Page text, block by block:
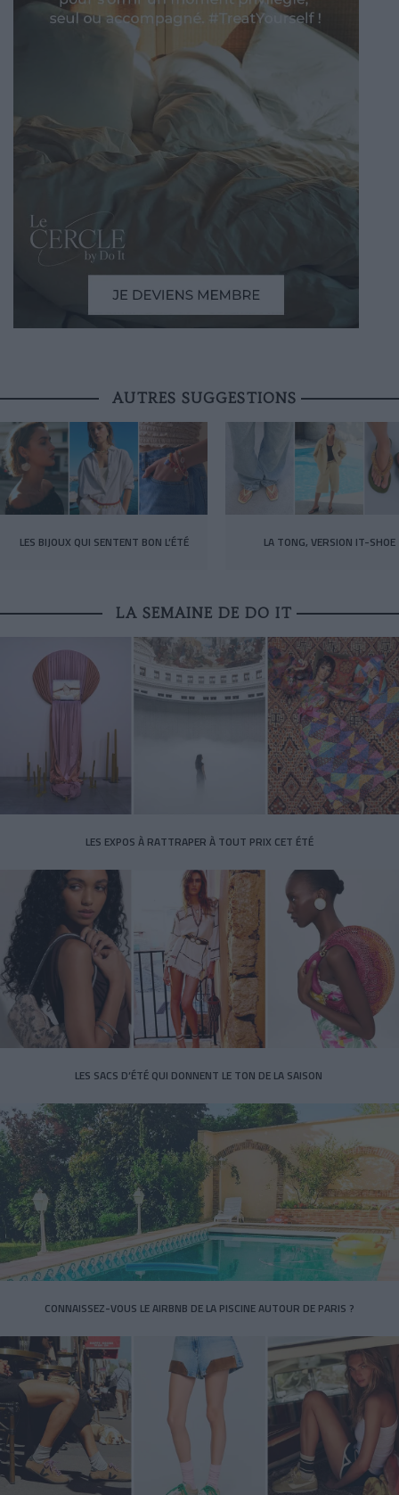
AUTRES SUGGESTIONS
LES BIJOUX QUI SENTENT BON L’ÉTÉ LA TONG, VERSION IT-SHOE
LA SEMAINE DE DO IT
LES EXPOS À RATTRAPER À TOUT PRIX CET ÉTÉ
LES SACS D’ÉTÉ QUI DONNENT LE TON DE LA SAISON
CONNAISSEZ-VOUS LE AIRBNB DE LA PISCINE AUTOUR DE PARIS ?